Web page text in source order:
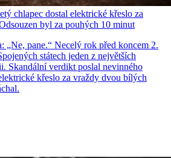
chlapec dostal elektrické křeslo za
byl za pouhých 10 minut
„Ne, pane.“ Necelý rok před koncem 2.
státech jeden z největších
Skandální verdikt poslal nevinného
křeslo za vraždy dvou bílých